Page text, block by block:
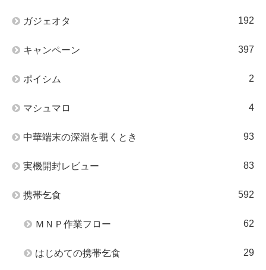
ガジェオタ 192
キャンペーン 397
ポイシム 2
マシュマロ 4
中華端末の深淵を覗くとき 93
実機開封レビュー 83
携帯乞食 592
ＭＮＰ作業フロー 62
はじめての携帯乞食 29